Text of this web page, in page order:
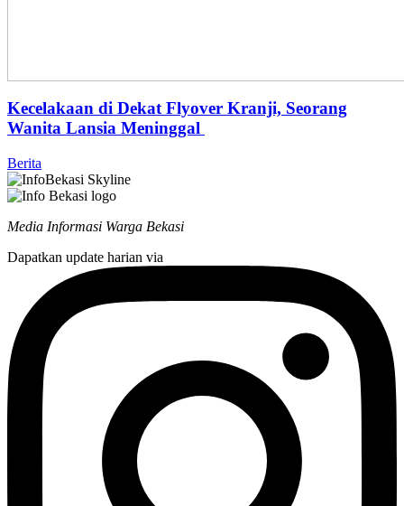
Kecelakaan di Dekat Flyover Kranji, Seorang
Wanita Lansia Meninggal
Berita
Media Informasi Warga Bekasi
Dapatkan update harian via